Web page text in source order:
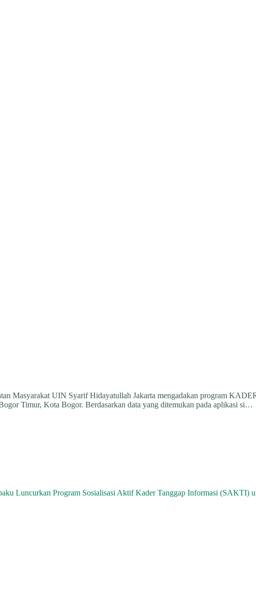
Masyarakat UIN Syarif Hidayatullah Jakarta mengadakan program
Timur, Kota Bogor. Berdasarkan data yang ditemukan pada aplikasi si…
Luncurkan Program Sosialisasi Aktif Kader Tanggap Informasi (SAKTI)